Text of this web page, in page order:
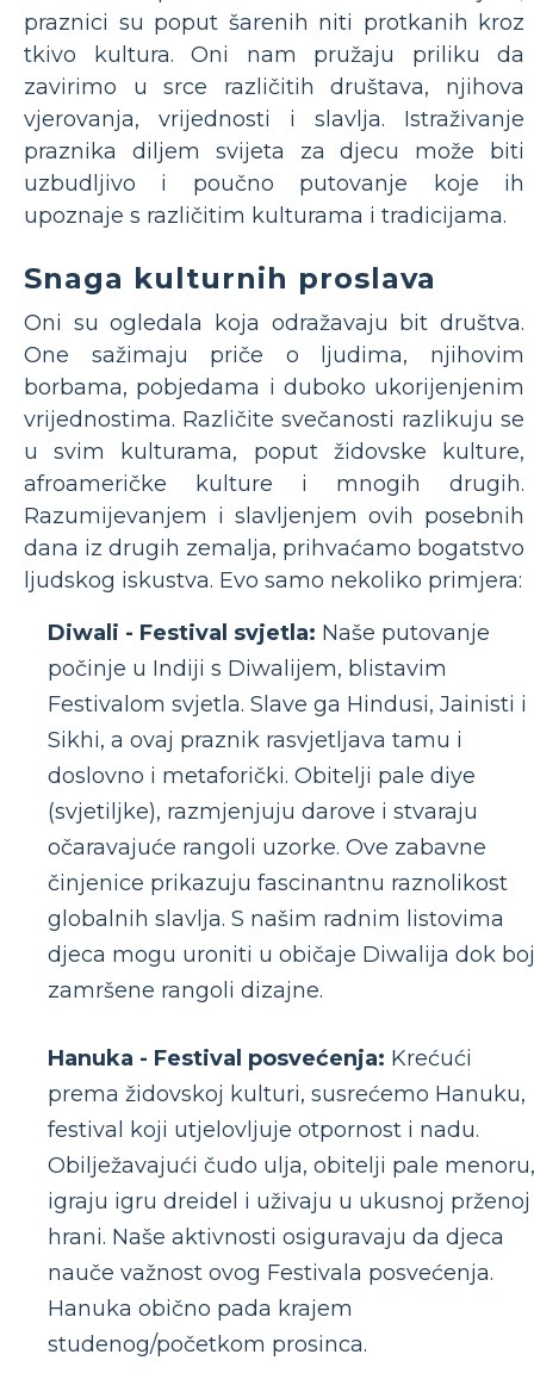
praznici su poput šarenih niti protkanih kroz
tkivo kultura. Oni nam pružaju priliku da
zavirimo u srce različitih društava, njihova
vjerovanja, vrijednosti i slavlja. Istraživanje
praznika diljem svijeta za djecu može biti
uzbudljivo i poučno putovanje koje ih
upoznaje s različitim kulturama i tradicijama.
Snaga kulturnih proslava
Oni su ogledala koja odražavaju bit društva.
One sažimaju priče o ljudima, njihovim
borbama, pobjedama i duboko ukorijenjenim
vrijednostima. Različite svečanosti razlikuju se
u svim kulturama, poput židovske kulture,
afroameričke kulture i mnogih drugih.
Razumijevanjem i slavljenjem ovih posebnih
dana iz drugih zemalja, prihvaćamo bogatstvo
ljudskog iskustva. Evo samo nekoliko primjera:
Diwali - Festival svjetla: Naše putovanje
počinje u Indiji s Diwalijem, blistavim
Festivalom svjetla. Slave ga Hindusi, Jainisti i
Sikhi, a ovaj praznik rasvjetljava tamu i
doslovno i metaforički. Obitelji pale diye
(svjetiljke), razmjenjuju darove i stvaraju
očaravajuće rangoli uzorke. Ove zabavne
činjenice prikazuju fascinantnu raznolikost
globalnih slavlja. S našim radnim listovima
djeca mogu uroniti u običaje Diwalija dok
zamršene rangoli dizajne.
Hanuka - Festival posvećenja: Krećući
prema židovskoj kulturi, susrećemo Hanuku,
festival koji utjelovljuje otpornost i nadu.
Obilježavajući čudo ulja, obitelji pale menoru,
igraju igru ​​dreidel i uživaju u ukusnoj prženoj
hrani. Naše aktivnosti osiguravaju da djeca
nauče važnost ovog Festivala posvećenja.
Hanuka obično pada krajem
studenog/početkom prosinca.